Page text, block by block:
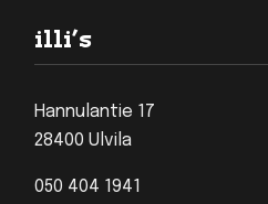
illi’s
Hannulantie 17
28400 Ulvila
050 404 1941